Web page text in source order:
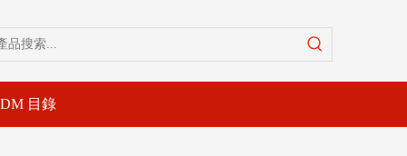
目錄